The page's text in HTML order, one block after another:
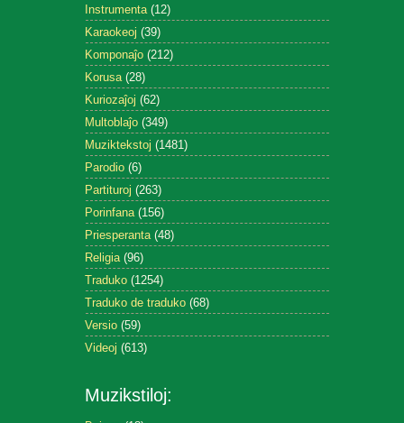
Instrumenta (12)
Karaokeoj (39)
Komponaĵo (212)
Korusa (28)
Kuriozaĵoj (62)
Multoblaĵo (349)
Muziktekstoj (1481)
Parodio (6)
Partituroj (263)
Porinfana (156)
Priesperanta (48)
Religia (96)
Traduko (1254)
Traduko de traduko (68)
Versio (59)
Videoj (613)
Muzikstiloj: